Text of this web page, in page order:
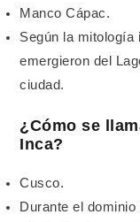
Manco Cápac.
Según la
emergieron del
ciudad.
¿Cómo se
Inca?
Cusco.
Durante el